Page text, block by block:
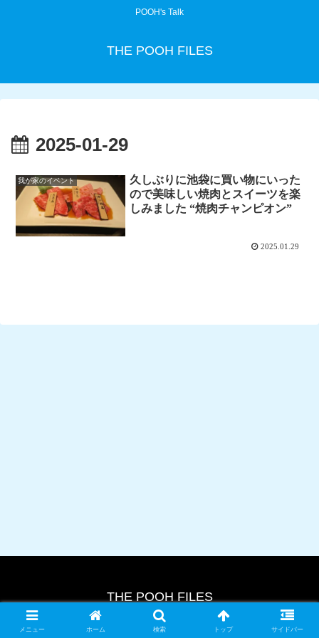
POOH's Talk
THE POOH FILES
2025-01-29
我が家のイベント
久しぶりに池袋に買い物にいった
ので美味しい焼肉とスイーツを楽
しみました “焼肉チャンピオン”
2025.01.29
THE POOH FILES
© 2024 THE POOH FILES.
メニュー ホーム 検索 トップ サイドバー